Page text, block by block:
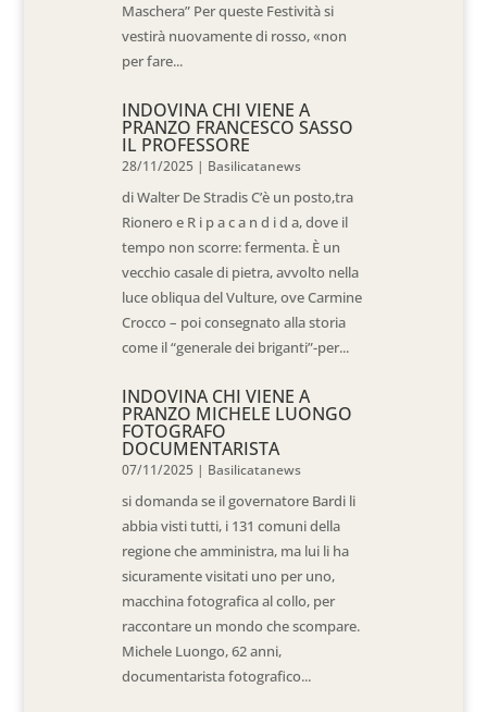
Maschera” Per queste Festività si
vestirà nuovamente di rosso, «non
per fare...
INDOVINA CHI VIENE A
PRANZO FRANCESCO SASSO
IL PROFESSORE
28/11/2025 | Basilicatanews
di Walter De Stradis C’è un posto,tra
Rionero e R i p a c a n d i d a, dove il
tempo non scorre: fermenta. È un
vecchio casale di pietra, avvolto nella
luce obliqua del Vulture, ove Carmine
Crocco – poi consegnato alla storia
come il “generale dei briganti”-per...
INDOVINA CHI VIENE A
PRANZO MICHELE LUONGO
FOTOGRAFO
DOCUMENTARISTA
07/11/2025 | Basilicatanews
si domanda se il governatore Bardi li
abbia visti tutti, i 131 comuni della
regione che amministra, ma lui li ha
sicuramente visitati uno per uno,
macchina fotografica al collo, per
raccontare un mondo che scompare.
Michele Luongo, 62 anni,
documentarista fotografico...